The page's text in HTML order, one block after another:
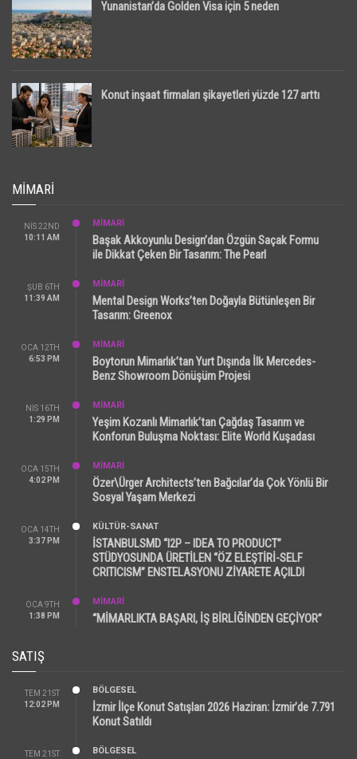
Yunanistan’da Golden Visa için 5 neden
Konut inşaat firmaları şikayetleri yüzde 127 arttı
MIMARI
NIS 22ND
10:11 AM
MİMARİ
Başak Akkoyunlu Design’dan Özgün Saçak Formu
ile Dikkat Çeken Bir Tasarım: The Pearl
ŞUB 6TH
11:39 AM
MİMARİ
Mental Design Works’ten Doğayla Bütünleşen Bir
Tasarım: Greenox
OCA 12TH
6:53 PM
MİMARİ
Boytorun Mimarlık’tan Yurt Dışında İlk Mercedes-
Benz Showroom Dönüşüm Projesi
NIS 16TH
1:29 PM
MİMARİ
Yeşim Kozanlı Mimarlık’tan Çağdaş Tasarım ve
Konforun Buluşma Noktası: Elite World Kuşadası
OCA 15TH
4:02 PM
MİMARİ
Özer\Ürger Architects’ten Bağcılar’da Çok Yönlü Bir
Sosyal Yaşam Merkezi
OCA 14TH
3:37 PM
KÜLTÜR-SANAT
İSTANBULSMD “I2P – IDEA TO PRODUCT”
STÜDYOSUNDA ÜRETİLEN “ÖZ ELEŞTİRİ-SELF
CRITICISM” ENSTELASYONU ZİYARETE AÇILDI
OCA 9TH
1:38 PM
MİMARİ
“MİMARLIKTA BAŞARI, İŞ BİRLİĞİNDEN GEÇİYOR”
SATIŞ
TEM 21ST
12:02 PM
BÖLGESEL
İzmir İlçe Konut Satışları 2026 Haziran: İzmir’de 7.791
Konut Satıldı
TEM 21ST
BÖLGESEL